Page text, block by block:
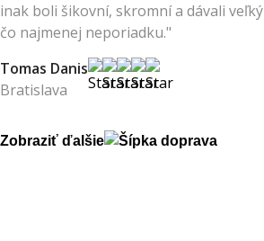
inak boli šikovní, skromní a dávali
čo najmenej neporiadku."
Tomas Danis
Bratislava
Zobraziť ďalšie